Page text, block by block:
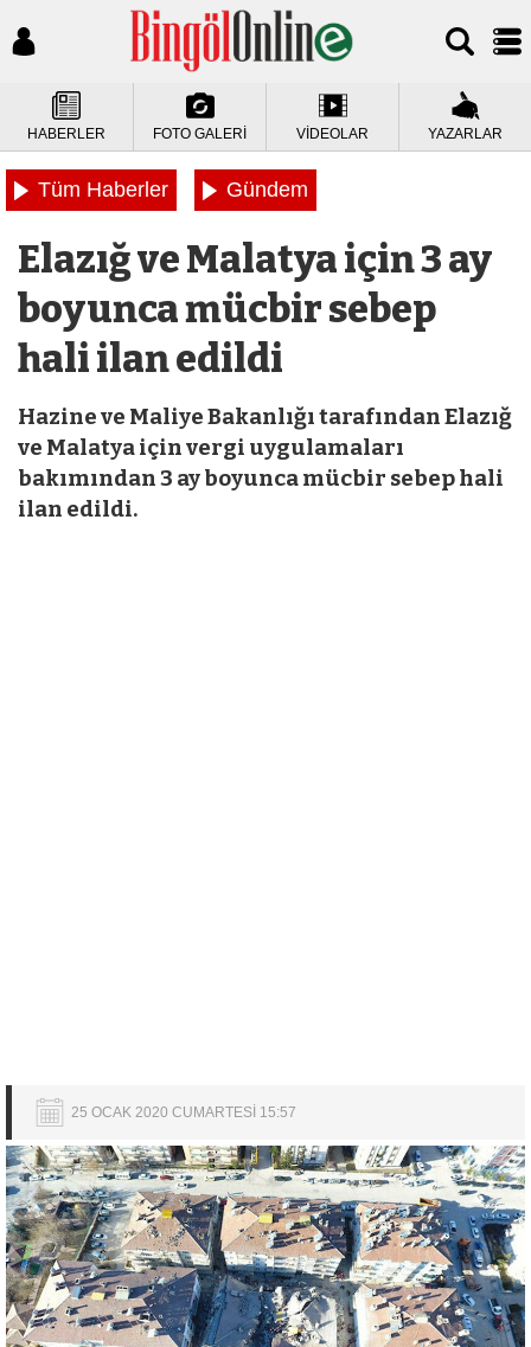
HABERLER FOTO GALERİ VİDEOLAR YAZARLAR
Tüm Haberler Gündem
Elazığ ve Malatya için 3 ay
boyunca mücbir sebep
hali ilan edildi
Hazine ve Maliye Bakanlığı tarafından Elazığ
ve Malatya için vergi uygulamaları
bakımından 3 ay boyunca mücbir sebep hali
ilan edildi.
25 OCAK 2020 CUMARTESİ 15:57